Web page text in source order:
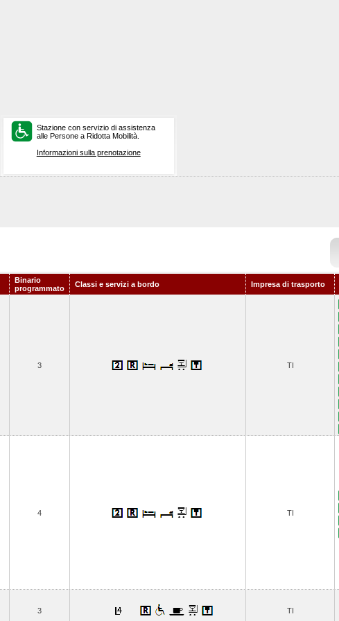
Stazione con servizio di assistenza
alle Persone a Ridotta Mobilità.
Informazioni sulla prenotazione
Binario
programmato
Classi e servizi a bordo Impresa di trasporto
3 TI
4 TI
3 TI